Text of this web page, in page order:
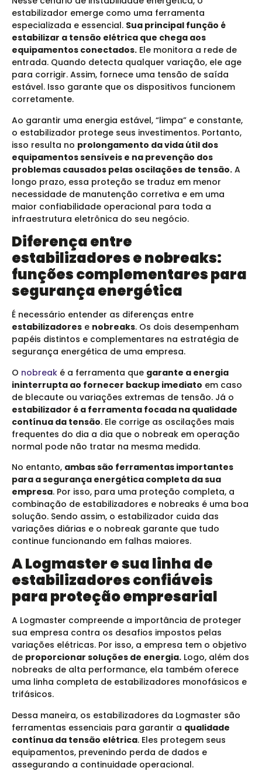
estabilizador emerge como uma ferramenta
especializada e essencial. Sua principal função é
estabilizar a tensão elétrica que chega aos
equipamentos conectados. Ele monitora a rede de
entrada. Quando detecta qualquer variação, ele age
para corrigir. Assim, fornece uma tensão de saída
estável. Isso garante que os dispositivos funcionem
corretamente.
Ao garantir uma energia estável, “limpa” e constante,
o estabilizador protege seus investimentos. Portanto,
isso resulta no prolongamento da vida útil dos
equipamentos sensíveis e na prevenção dos
problemas causados pelas oscilações de tensão. A
longo prazo, essa proteção se traduz em menor
necessidade de manutenção corretiva e em uma
maior confiabilidade operacional para toda a
infraestrutura eletrônica do seu negócio.
Diferença entre
estabilizadores e nobreaks:
funções complementares para
segurança energética
É necessário entender as diferenças entre
estabilizadores e nobreaks. Os dois desempenham
papéis distintos e complementares na estratégia de
segurança energética de uma empresa.
O nobreak é a ferramenta que garante a energia
ininterrupta ao fornecer backup imediato em caso
de blecaute ou variações extremas de tensão. Já o
estabilizador é a ferramenta focada na qualidade
contínua da tensão. Ele corrige as oscilações mais
frequentes do dia a dia que o nobreak em operação
normal pode não tratar na mesma medida.
No entanto, ambas são ferramentas importantes
para a segurança energética completa da sua
empresa. Por isso, para uma proteção completa, a
combinação de estabilizadores e nobreaks é uma boa
solução. Sendo assim, o estabilizador cuida das
variações diárias e o nobreak garante que tudo
continue funcionando em falhas maiores.
A Logmaster e sua linha de
estabilizadores confiáveis
para proteção empresarial
A Logmaster compreende a importância de proteger
sua empresa contra os desafios impostos pelas
variações elétricas. Por isso, a empresa tem o objetivo
de proporcionar soluções de energia. Logo, além dos
nobreaks de alta performance, ela também oferece
uma linha completa de estabilizadores monofásicos e
trifásicos.
Dessa maneira, os estabilizadores da Logmaster são
ferramentas essenciais para garantir a qualidade
contínua da tensão elétrica. Eles protegem seus
equipamentos, prevenindo perda de dados e
assegurando a continuidade operacional.